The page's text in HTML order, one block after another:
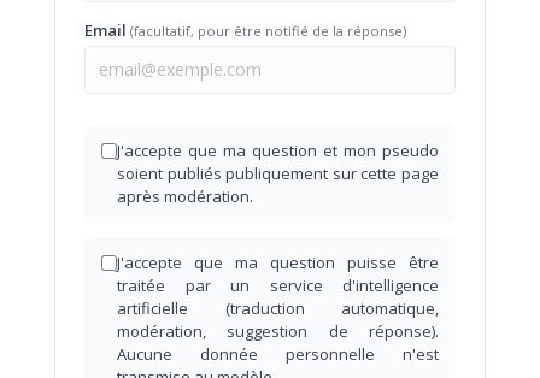
Email (facultatif, pour être notifié de la réponse)
J'accepte que ma question et mon pseudo
soient publiés publiquement sur cette page
après modération.
J'accepte que ma question puisse être
traitée par un service d'intelligence
artificielle (traduction automatique,
modération, suggestion de réponse).
Aucune donnée personnelle n'est